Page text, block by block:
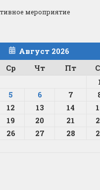
мероприятие
Август 2026
Ср Чт Пт
5 6 7
12 13 14
19 20 21
26 27 28